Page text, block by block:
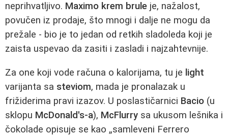
neprihvatljivo. Maximo krem brule je, nažalost,
povučen iz prodaje, što mnogi i dalje ne mogu da
prežale - bio je to jedan od retkih sladoleda koji je
zaista uspevao da zasiti i zasladi i najzahtevnije.
Za one koji vode računa o kalorijama, tu je light
varijanta sa steviom, mada je pronalazak u
frižiderima pravi izazov. U poslastičarnici Bacio (u
sklopu McDonald's-a), McFlurry sa ukusom lešnika i
čokolade opisuje se kao „samleveni Ferrero